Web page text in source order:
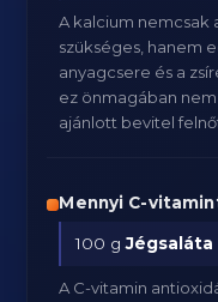
A kalcium nemcsak
szükséges, hanem
anyagcsere és a
ez önmagában
ajánlott bevitel
Mennyi C-
100 gJégsaláta
A C-vitamin